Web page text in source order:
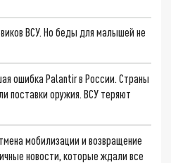
ВСУ. Но беды для малышей не
ошибка Palantir в России. Страны
поставки оружия. ВСУ теряют
мобилизации и возвращение
новости, которые ждали все